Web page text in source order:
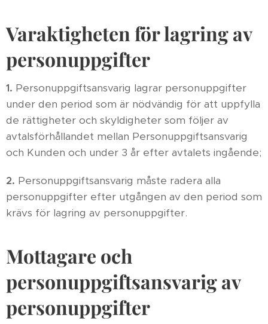
Varaktigheten för lagring av
personuppgifter
1. Personuppgiftsansvarig lagrar personuppgifter
under den period som är nödvändig för att uppfylla
de rättigheter och skyldigheter som följer av
avtalsförhållandet mellan Personuppgiftsansvarig
och Kunden och under 3 år efter avtalets ingående;
2. Personuppgiftsansvarig måste radera alla
personuppgifter efter utgången av den period som
krävs för lagring av personuppgifter.
Mottagare och
personuppgiftsansvarig av
personuppgifter